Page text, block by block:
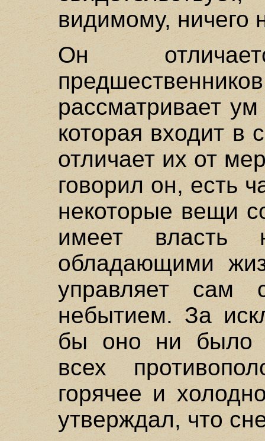
видимому, ничего
Он
рассматривает
которая входит в
отличает их от
говорил он, есть
некоторые вещи
имеет власть
обладающими
управляет
небытием. За
бы оно ни было
всех
горячее и
утверждал, что